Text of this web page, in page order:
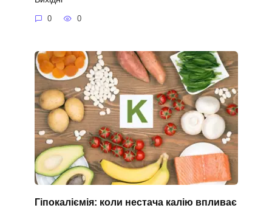
0 0
Гіпокаліємія: коли нестача калію впливає